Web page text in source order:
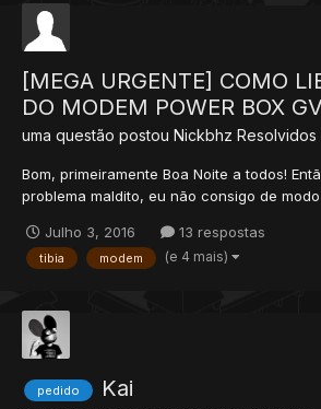
[MEGA URGENTE] COMO
DO MODEM POWER BOX
uma questão postou Nickbhz Resolvidos
Bom, primeiramente Boa Noite a todos!
problema maldito, eu não consigo de
funcionou.. Venho aqui no fórum procurar
liberar ou não, caso alguém saiba me
Julho 3, 2016 13 respostas
tibia modem (e 4 mais)
pedido Kai